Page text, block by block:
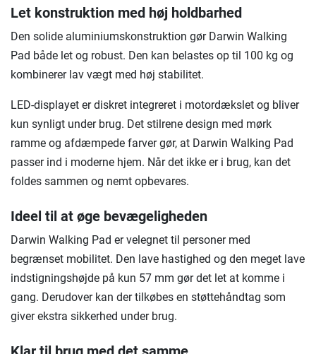
Let konstruktion med høj holdbarhed
Den solide aluminiumskonstruktion gør Darwin Walking
Pad både let og robust. Den kan belastes op til 100 kg og
kombinerer lav vægt med høj stabilitet.
LED-displayet er diskret integreret i motordækslet og bliver
kun synligt under brug. Det stilrene design med mørk
ramme og afdæmpede farver gør, at Darwin Walking Pad
passer ind i moderne hjem. Når det ikke er i brug, kan det
foldes sammen og nemt opbevares.
Ideel til at øge bevægeligheden
Darwin Walking Pad er velegnet til personer med
begrænset mobilitet. Den lave hastighed og den meget lave
indstigningshøjde på kun 57 mm gør det let at komme i
gang. Derudover kan der tilkøbes en støttehåndtag som
giver ekstra sikkerhed under brug.